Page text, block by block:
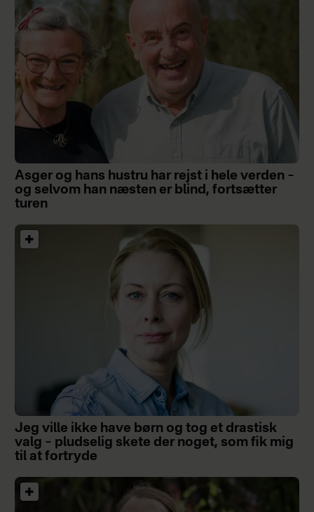
Asger og hans hustru har rejst i hele verden –
og selvom han næsten er blind, fortsætter
turen
Jeg ville ikke have børn og tog et drastisk
valg – pludselig skete der noget, som fik mig
til at fortryde